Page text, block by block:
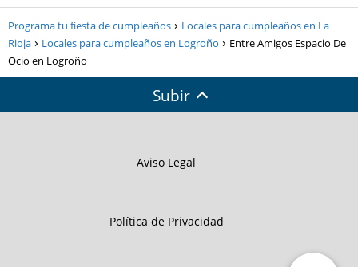
Programa tu fiesta de cumpleaños
Locales para cumpleaños en La
Rioja
Locales para cumpleaños en Logroño
Entre Amigos Espacio De
Ocio en Logroño
Subir
Aviso Legal
Política de Privacidad